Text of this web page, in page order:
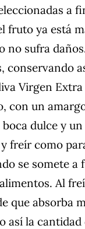
a
fruto ya está
no sufra
conservando
Virgen
con un
dulce y
freír como
se somete a
Al
que absorba
así la